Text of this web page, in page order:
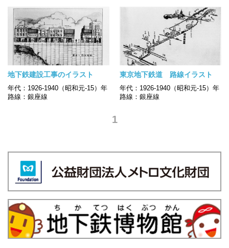
地下鉄建設工事のイラスト
年代：1926-1940（昭和元-15）年
路線：銀座線
東京地下鉄道 路線イラスト
年代：1926-1940（昭和元-15）年
路線：銀座線
1